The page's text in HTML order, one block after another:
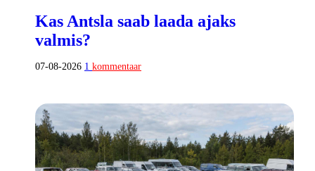
Kas Antsla saab laada ajaks
valmis?
07-08-2026 1 kommentaar